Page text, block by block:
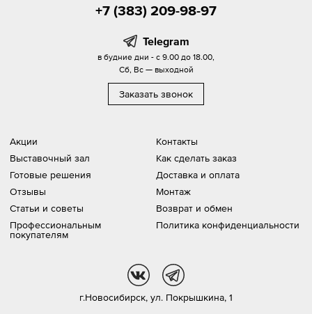
Акции
Выставочный зал
Готовые решения
Отзывы
Статьи и советы
Профессиональным
покупателям
Контакты
Как сделать заказ
Доставка и оплата
Монтаж
Возврат и обмен
Политика конфиденциальности
+7 (383) 209-98-97
Telegram
в будние дни - с 9.00 до 18.00,
Сб, Вс — выходной
Заказать звонок
г.Новосибирск, ул. Покрышкина, 1
tg